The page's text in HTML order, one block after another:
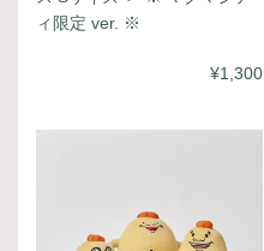
ィ限定 ver. ※
¥1,300